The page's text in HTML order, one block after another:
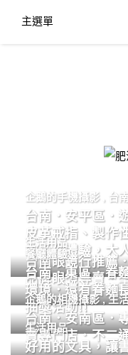
主選單
企鵝的手機攝影 台
台南．安平區．
皮革戒指、製作
的手作體驗，大
生活用品
台南眼鏡行推薦
品牌眼鏡專賣．
餐廳體驗
台南．東區．眷
環境．還有眷麵
抽獎活動!!
企鵝的相機攝影,生
台南．安南區．
賣專門店．不二
生活用品
好用的文具，讓